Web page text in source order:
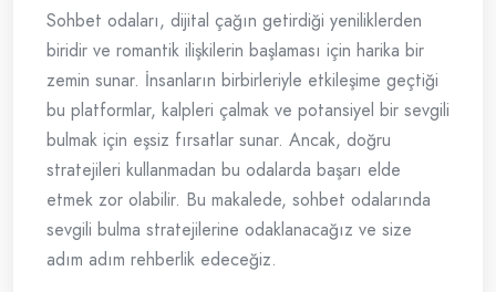
Sohbet odaları, dijital çağın getirdiği yeniliklerden
biridir ve romantik ilişkilerin başlaması için harika bir
zemin sunar. İnsanların birbirleriyle etkileşime geçtiği
bu platformlar, kalpleri çalmak ve potansiyel bir sevgili
bulmak için eşsiz fırsatlar sunar. Ancak, doğru
stratejileri kullanmadan bu odalarda başarı elde
etmek zor olabilir. Bu makalede, sohbet odalarında
sevgili bulma stratejilerine odaklanacağız ve size
adım adım rehberlik edeceğiz.